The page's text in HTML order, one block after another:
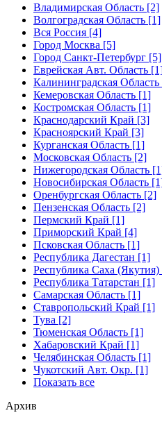
Владимирская Область [2]
Волгоградская Область [1]
Вся Россия [4]
Город Москва [5]
Город Санкт-Петербург [5]
Еврейская Авт. Область
Калининградская
Кемеровская Область [1]
Костромская Область [1]
Краснодарский Край [3]
Красноярский Край [3]
Курганская Область [1]
Московская Область [2]
Нижегородская Область
Новосибирская Область
Оренбургская Область [2]
Пензенская Область [2]
Пермский Край [1]
Приморский Край [4]
Псковская Область [1]
Республика Дагестан [1]
Республика Саха
Республика Татарстан [1]
Самарская Область [1]
Ставропольский Край [1]
Тува [2]
Тюменская Область [1]
Хабаровский Край [1]
Челябинская Область [1]
Чукотский Авт. Окр. [1]
Показать все
Архив